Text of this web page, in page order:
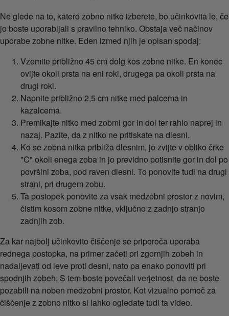
Ne glede na to, katero zobno nitko izberete, bo učinkovita le, če
jo boste uporabljali s pravilno tehniko. Obstaja več načinov
uporabe zobne nitke. Eden izmed njih je opisan spodaj:
Vzemite približno 45 cm dolg kos zobne nitke. En konec
ovijte okoli prsta na eni roki, drugega pa okoli prsta na
drugi roki.
Napnite približno 2,5 cm nitke med palcema in
kazalcema.
Premikajte nitko med zobmi gor in dol ter rahlo naprej in
nazaj. Pazite, da z nitko ne pritiskate na dlesni.
Ko se zobna nitka približa dlesnim, jo zvijte v obliko črke
"C" okoli enega zoba in jo previdno potisnite gor in dol po
površini zoba, pod raven dlesni. To ponovite tudi na drugi
strani, pri drugem zobu.
Ta postopek ponovite za vsak medzobni prostor z novim,
čistim kosom zobne nitke, vključno z zadnjo stranjo
zadnjih zob.
Za kar najbolj učinkovito čiščenje se priporoča uporaba
rednega postopka, na primer začeti pri zgornjih zobeh in
nadaljevati od leve proti desni, nato pa enako ponoviti pri
spodnjih zobeh. S tem boste povečali verjetnost, da ne boste
pozabili na noben medzobni prostor. Kot vizualno pomoč za
čiščenje z zobno nitko si lahko ogledate tudi ta video.